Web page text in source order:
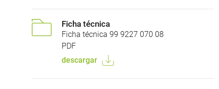
Ficha técnica
Ficha técnica 99 9227 070 08
PDF
descargar